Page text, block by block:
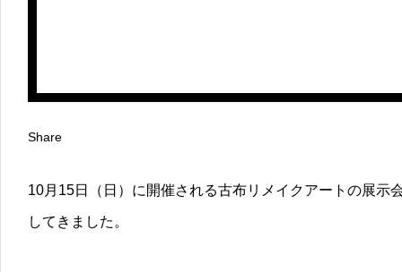
Share
10月15日（日）に開催される古布リメイクアートの展示
してきました。